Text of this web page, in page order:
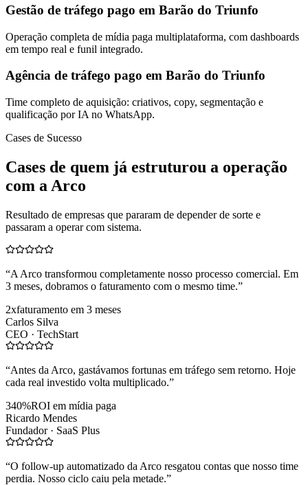
Gestão de tráfego pago em Barão do Triunfo
Operação completa de mídia paga multiplataforma, com dashboards
em tempo real e funil integrado.
Agência de tráfego pago em Barão do Triunfo
Time completo de aquisição: criativos, copy, segmentação e
qualificação por IA no WhatsApp.
Cases de Sucesso
Cases de quem já estruturou a operação
com a Arco
Resultado de empresas que pararam de depender de sorte e
passaram a operar com sistema.
“A Arco transformou completamente nosso processo comercial. Em
3 meses, dobramos o faturamento com o mesmo time.”
2xfaturamento em 3 meses
Carlos Silva
CEO · TechStart
“Antes da Arco, gastávamos fortunas em tráfego sem retorno. Hoje
cada real investido volta multiplicado.”
340%ROI em mídia paga
Ricardo Mendes
Fundador · SaaS Plus
“O follow-up automatizado da Arco resgatou contas que nosso time
perdia. Nosso ciclo caiu pela metade.”